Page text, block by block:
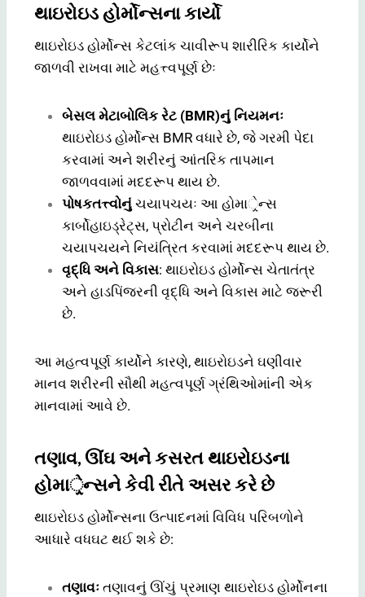
થાઇરોઇડ હોર્મોન્સના કાર્યો
થાઇરોઇડ હોર્મોન્સ કેટલાંક ચાવીરૂપ શારીરિક કાર્યોને
જાળવી રાખવા માટે મહત્ત્વપૂર્ણ છેઃ
બેસલ મેટાબોલિક રેટ (BMR)નું નિયમનઃ
થાઇરોઇડ હોર્મોન્સ BMR વધારે છે, જે ગરમી પેદા
કરવામાં અને શરીરનું આંતરિક તાપમાન
જાળવવામાં મદદરૂપ થાય છે.
પોષકતત્ત્વોનું ચયાપચયઃ આ હોમાર્ેન્સ
કાર્બોહાઇડ્રેટ્સ, પ્રોટીન અને ચરબીના
ચયાપચયને નિયંત્રિત કરવામાં મદદરૂપ થાય છે.
વૃદ્ધિ અને વિકાસ: થાઇરોઇડ હોર્મોન્સ ચેતાતંત્ર
અને હાડપિંજરની વૃદ્ધિ અને વિકાસ માટે જરૂરી
છે.
આ મહત્વપૂર્ણ કાર્યોને કારણે, થાઇરોઇડને ઘણીવાર
માનવ શરીરની સૌથી મહત્વપૂર્ણ ગ્રંથિઓમાંની એક
માનવામાં આવે છે.
તણાવ, ઊંઘ અને કસરત થાઇરોઇડના
હોમાર્ેન્સને કેવી રીતે અસર કરે છે
થાઇરોઇડ હોર્મોન્સના ઉત્પાદનમાં વિવિધ પરિબળોને
આધારે વધઘટ થઈ શકે છે:
તણાવઃ તણાવનું ઊંચું પ્રમાણ થાઇરોઇડ હોર્મોનના